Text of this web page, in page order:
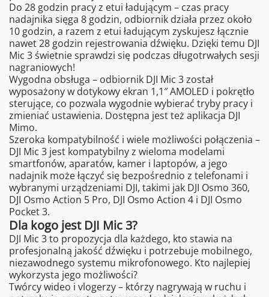
Do 28 godzin pracy z etui ładującym – czas pracy
nadajnika sięga 8 godzin, odbiornik działa przez około
10 godzin, a razem z etui ładującym zyskujesz łącznie
nawet 28 godzin rejestrowania dźwięku. Dzięki temu DJI
Mic 3 świetnie sprawdzi się podczas długotrwałych sesji
nagraniowych!
Wygodna obsługa – odbiornik DJI Mic 3 został
wyposażony w dotykowy ekran 1,1″ AMOLED i pokrętło
sterujące, co pozwala wygodnie wybierać tryby pracy i
zmieniać ustawienia. Dostępna jest też aplikacja DJI
Mimo.
Szeroka kompatybilność i wiele możliwości połączenia –
DJI Mic 3 jest kompatybilny z wieloma modelami
smartfonów, aparatów, kamer i laptopów, a jego
nadajnik może łączyć się bezpośrednio z telefonami i
wybranymi urządzeniami DJI, takimi jak DJI Osmo 360,
DJI Osmo Action 5 Pro, DJI Osmo Action 4 i DJI Osmo
Pocket 3.
Dla kogo jest DJI Mic 3?
DJI Mic 3 to propozycja dla każdego, kto stawia na
profesjonalną jakość dźwięku i potrzebuje mobilnego,
niezawodnego systemu mikrofonowego. Kto najlepiej
wykorzysta jego możliwości?
Twórcy wideo i vlogerzy – którzy nagrywają w ruchu i